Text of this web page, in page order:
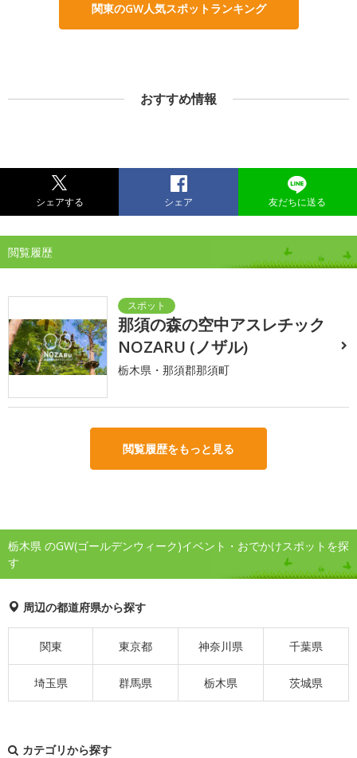
関東のGW人気スポットランキング
おすすめ情報
シェアする シェア 友だちに送る
閲覧履歴
那須の森の空中アスレチック
NOZARU (ノザル)
栃木県・那須郡那須町
閲覧履歴をもっと見る
栃木県 のGW(ゴールデンウィーク)イベント・おでかけスポットを探
す
周辺の都道府県から探す
関東 東京都 神奈川県 千葉県
埼玉県 群馬県 栃木県 茨城県
カテゴリから探す